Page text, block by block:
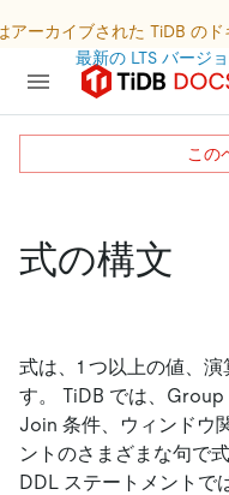
アーカイブされた TiDB の
最新の LTS バージ
式の構文
式は、1 つ以上の値、
す。 TiDB では、Group
Join 条件、ウィンドウ
ントのさまざまな句で
DDL ステートメントで
この